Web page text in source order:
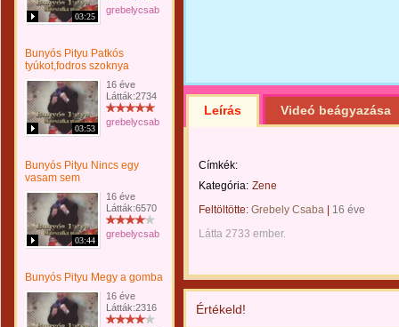
03:25
grebelycsabi
Bunyós Pityu Patkós
tyúkot,fodros szoknya
03:53
16 éve
Látták:2734
grebelycsabi
Bunyós Pityu Nincs egy
vasam sem
03:44
16 éve
Látták:6570
grebelycsabi
Bunyós Pityu Megy a gomba
16 éve
Látták:2316
Leírás Videó beágyazása
Címkék:
Kategória: Zene
Feltöltötte: Grebely Csaba
16 éve
Látta 2733 ember.
Értékeld!